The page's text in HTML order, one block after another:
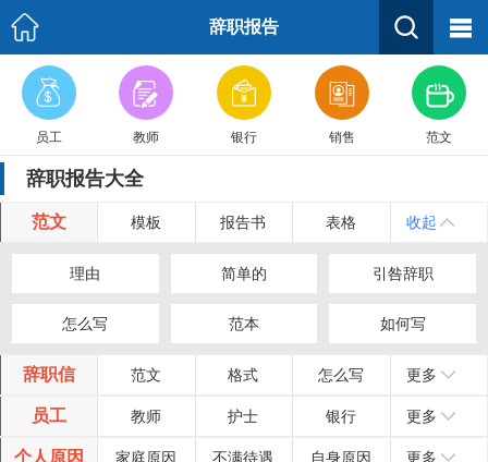
辞职报告
员工 教师 银行 销售 范文
辞职报告大全
范文 模板 报告书 表格 收起
理由 简单的 引咎辞职
怎么写 范本 如何写
辞职信 范文 格式 怎么写 更多
员工 教师 护士 银行 更多
个人原因 家庭原因 不满待遇 自身原因 更多